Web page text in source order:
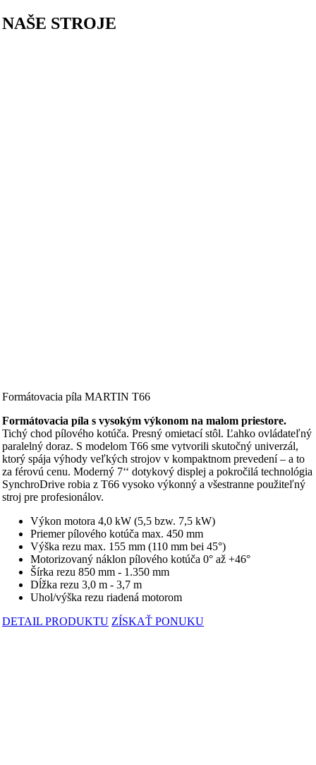
NAŠE STROJE
Formátovacia píla MARTIN T66
Formátovacia píla s vysokým výkonom na malom priestore.
Tichý chod pílového kotúča. Presný omietací stôl. Ľahko ovládateľný
paralelný doraz. S modelom T66 sme vytvorili skutočný univerzál,
ktorý spája výhody veľkých strojov v kompaktnom prevedení – a to
za férovú cenu. Moderný 7‘‘ dotykový displej a pokročilá technológia
SynchroDrive robia z T66 vysoko výkonný a všestranne použiteľný
stroj pre profesionálov.
Výkon motora 4,0 kW (5,5 bzw. 7,5 kW)
Priemer pílového kotúča max. 450 mm
Výška rezu max. 155 mm (110 mm bei 45°)
Motorizovaný náklon pílového kotúča 0° až +46°
Šírka rezu 850 mm - 1.350 mm
Dĺžka rezu 3,0 m - 3,7 m
Uhol/výška rezu riadená motorom
DETAIL PRODUKTU ZÍSKAŤ PONUKU